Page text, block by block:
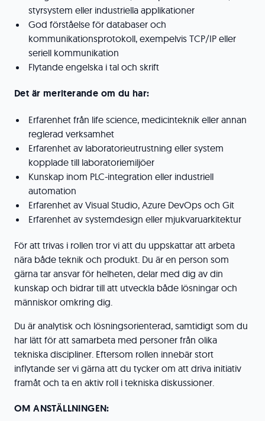
styrsystem eller industriella applikationer
God förståelse för databaser och
kommunikationsprotokoll, exempelvis TCP/IP eller
seriell kommunikation
Flytande engelska i tal och skrift
Det är meriterande om du har:
Erfarenhet från life science, medicinteknik eller annan
reglerad verksamhet
Erfarenhet av laboratorieutrustning eller system
kopplade till laboratoriemiljöer
Kunskap inom PLC-integration eller industriell
automation
Erfarenhet av Visual Studio, Azure DevOps och Git
Erfarenhet av systemdesign eller mjukvaruarkitektur
För att trivas i rollen tror vi att du uppskattar att arbeta
nära både teknik och produkt. Du är en person som
gärna tar ansvar för helheten, delar med dig av din
kunskap och bidrar till att utveckla både lösningar och
människor omkring dig.
Du är analytisk och lösningsorienterad, samtidigt som du
har lätt för att samarbeta med personer från olika
tekniska discipliner. Eftersom rollen innebär stort
inflytande ser vi gärna att du tycker om att driva initiativ
framåt och ta en aktiv roll i tekniska diskussioner.
OM ANSTÄLLNINGEN: